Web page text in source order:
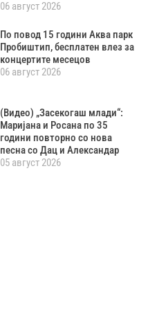
06 август 2026
По повод 15 години Аква парк
Пробиштип, бесплатен влез за
концертите месецов
06 август 2026
(Видео) „Засекогаш млади“:
Маријана и Росана по 35
години повторно со нова
песна со Дац и Александар
05 август 2026